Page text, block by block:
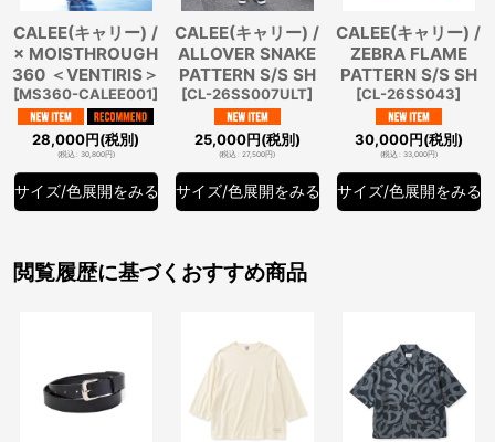
CALEE(キャリー) /
× MOISTHROUGH
360 ＜VENTIRIS＞
[MS360-CALEE001]
28,000円(税別)
(税込: 30,800円)
サイズ/色展開をみる
CALEE(キャリー) /
ALLOVER SNAKE
PATTERN S/S SH
[CL-26SS007ULT]
25,000円(税別)
(税込: 27,500円)
サイズ/色展開をみる
CALEE(キャリー) /
ZEBRA FLAME
PATTERN S/S SH
[CL-26SS043]
30,000円(税別)
(税込: 33,000円)
サイズ/色展開をみる
閲覧履歴に基づくおすすめ商品